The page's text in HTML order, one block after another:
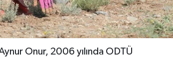
Onur, 2006 yılında ODTÜ